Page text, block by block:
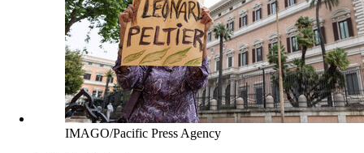
IMAGO/Pacific Press Agency